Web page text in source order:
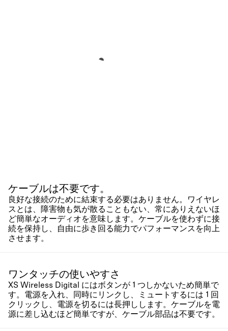
ケーブルは不要です。
良好な接続のために結束する必要はありません。ワイヤレ
スとは、障害物も気が散ることもない、常にありえないほ
ど簡単なオーディオを意味します。ケーブルを使わずに接
続を保持し、自由に歩き回る能力でパフォーマンスを向上
させます。
ワンタッチの使いやすさ
XS Wireless Digital にはボタンが 1 つしかないため簡単で
す。電源を入れ、同時にリンクし、ミュートするには 1 回
クリックし、電源を切るには長押しします。ケーブルを電
源に差し込むほど簡単ですが、ケーブル部品は不要です。